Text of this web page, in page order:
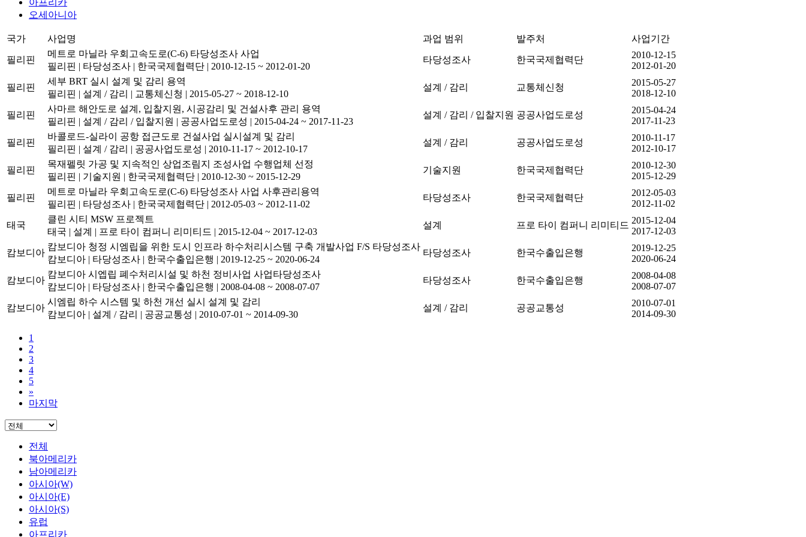
오세아니아
국가 사업명 과업 범위 발주처 사업기간
필리핀
메트로 마닐라 우회고속도로(C-6) 타당성조사 사업
필리핀 | 타당성조사 | 한국국제협력단 | 2010-12-15 ~ 2012-01-20
타당성조사 한국국제협력단
2010-12-15
2012-01-20
필리핀
세부 BRT 실시 설계 및 감리 용역
필리핀 | 설계 / 감리 | 교통체신청 | 2015-05-27 ~ 2018-12-10
설계 / 감리 교통체신청
2015-05-27
2018-12-10
필리핀
사마르 해안도로 설계, 입찰지원, 시공감리 및 건설사후 관리 용역
필리핀 | 설계 / 감리 / 입찰지원 | 공공사업도로성 | 2015-04-24 ~ 2017-11-23
설계 / 감리 / 입찰지원 공공사업도로성
2015-04-24
2017-11-23
필리핀
바콜로드-실라이 공항 접근도로 건설사업 실시설계 및 감리
필리핀 | 설계 / 감리 | 공공사업도로성 | 2010-11-17 ~ 2012-10-17
설계 / 감리 공공사업도로성
2010-11-17
2012-10-17
필리핀
목재펠릿 가공 및 지속적인 상업조림지 조성사업 수행업체 선정
필리핀 | 기술지원 | 한국국제협력단 | 2010-12-30 ~ 2015-12-29
기술지원 한국국제협력단
2010-12-30
2015-12-29
필리핀
메트로 마닐라 우회고속도로(C-6) 타당성조사 사업 사후관리용역
필리핀 | 타당성조사 | 한국국제협력단 | 2012-05-03 ~ 2012-11-02
타당성조사 한국국제협력단
2012-05-03
2012-11-02
태국
클린 시티 MSW 프로젝트
태국 | 설계 | 프로 타이 컴퍼니 리미티드 | 2015-12-04 ~ 2017-12-03
설계 프로 타이 컴퍼니 리미티드 2015-12-04
2017-12-03
캄보디아
캄보디아 청정 시엠립을 위한 도시 인프라 하수처리시스템 구축 개발사업 F/S 타당성조사
캄보디아 | 타당성조사 | 한국수출입은행 | 2019-12-25 ~ 2020-06-24
타당성조사 한국수출입은행
2019-12-25
2020-06-24
캄보디아
캄보디아 시엡립 폐수처리시설 및 하천 정비사업 사업타당성조사
캄보디아 | 타당성조사 | 한국수출입은행 | 2008-04-08 ~ 2008-07-07
타당성조사 한국수출입은행
2008-04-08
2008-07-07
캄보디아
시엠립 하수 시스템 및 하천 개선 실시 설계 및 감리
캄보디아 | 설계 / 감리 | 공공교통성 | 2010-07-01 ~ 2014-09-30
설계 / 감리 공공교통성
2010-07-01
2014-09-30
1
2
3
4
5
»
마지막
전체
북아메리카
남아메리카
아시아(W)
아시아(E)
아시아(S)
유럽
아프리카